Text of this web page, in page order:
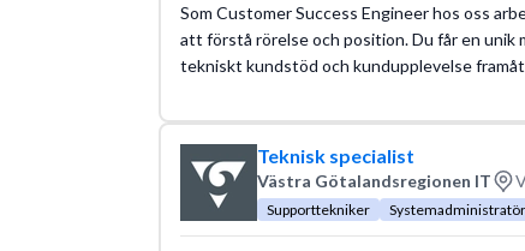
Som Customer Success Engineer hos oss
att förstå rörelse och position. Du får en unik
tekniskt kundstöd och kundupplevelse
Teknisk specialist
Västra Götalandsregionen IT
Supporttekniker Systemadministratör